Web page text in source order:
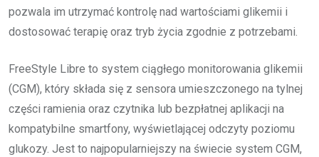
pozwala im utrzymać kontrolę nad wartościami glikemii i
dostosować terapię oraz tryb życia zgodnie z potrzebami.
FreeStyle Libre to system ciągłego monitorowania glikemii
(CGM), który składa się z sensora umieszczonego na tylnej
części ramienia oraz czytnika lub bezpłatnej aplikacji na
kompatybilne smartfony, wyświetlającej odczyty poziomu
glukozy. Jest to najpopularniejszy na świecie system CGM,